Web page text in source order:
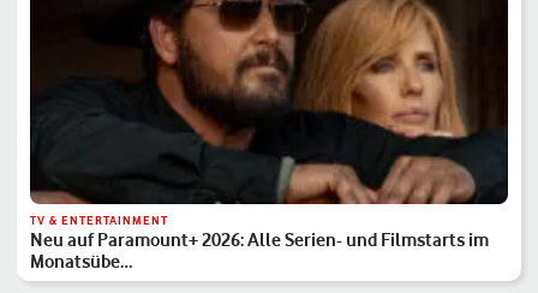
TV & ENTERTAINMENT
Neu auf Paramount+ 2026: Alle Serien- und Filmstarts im
Monatsübe…